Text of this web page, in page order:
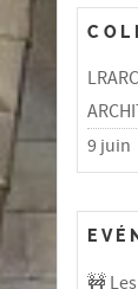
9 juin
🚧